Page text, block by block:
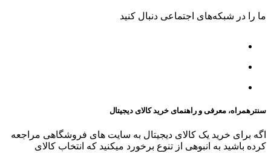
ما را در شبکه‌های اجتماعی دنبال کنید
سنترهمراه، معرفی و راهنمای خرید کالای دیجیتال
اگه برای خرید یک کالای دیجیتال به سایت های فروشگاهی مراجعه
کرده باشید به انبوهی از تنوع برخورد میکنید که انتخاب کالای